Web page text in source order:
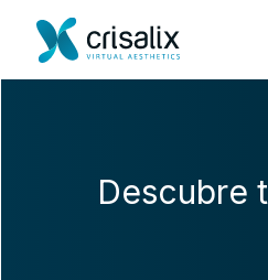
Descubre